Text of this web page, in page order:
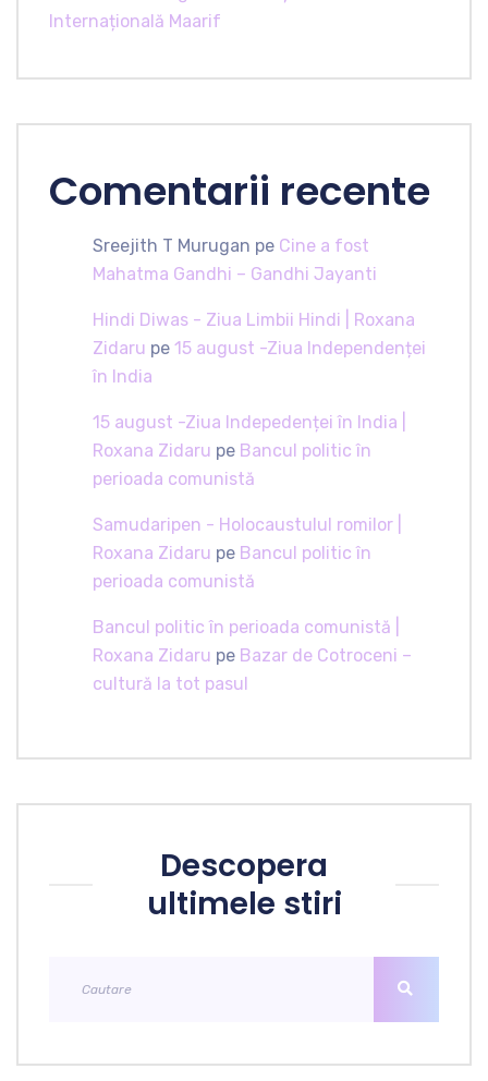
Internațională Maarif
Comentarii recente
Sreejith T Murugan pe Cine a fost
Mahatma Gandhi – Gandhi Jayanti
Hindi Diwas - Ziua Limbii Hindi | Roxana
Zidaru pe 15 august -Ziua Independenței
în India
15 august -Ziua Indepedenței în India |
Roxana Zidaru pe Bancul politic în
perioada comunistă
Samudaripen - Holocaustulul romilor |
Roxana Zidaru pe Bancul politic în
perioada comunistă
Bancul politic în perioada comunistă |
Roxana Zidaru pe Bazar de Cotroceni –
cultură la tot pasul
Descopera
ultimele stiri